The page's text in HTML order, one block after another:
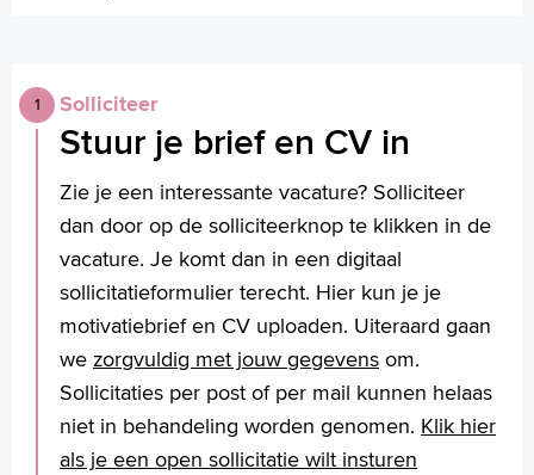
Solliciteer
Stuur je brief en CV in
Zie je een interessante vacature? Solliciteer
dan door op de solliciteerknop te klikken in de
vacature. Je komt dan in een digitaal
sollicitatieformulier terecht. Hier kun je je
motivatiebrief en CV uploaden. Uiteraard gaan
we zorgvuldig met jouw gegevens om.
Sollicitaties per post of per mail kunnen helaas
niet in behandeling worden genomen. Klik hier
als je een open sollicitatie wilt insturen